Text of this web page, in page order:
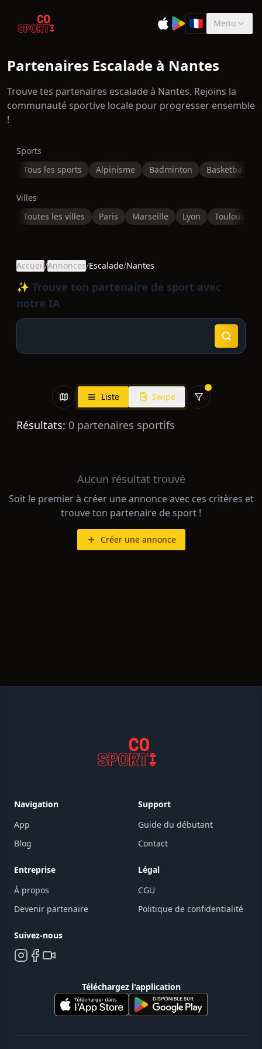
🇫🇷Sélectionner la
Menu
Partenaires Escalade à Nantes
Trouve tes partenaires escalade à Nantes. Rejoins la
communauté sportive locale pour progresser ensemble
!
Sports
Tous les sports
Alpinisme Badminton Basketball
Villes
Toutes les villes
Paris Marseille Lyon Toulouse
Accueil/Annonces/Escalade/Nantes
✨ Trouve ton partenaire de sport avec
notre IA
Liste Swipe
Résultats: 0 partenaires sportifs
Aucun résultat trouvé
Soit le premier à créer une annonce avec ces critères et
trouve ton partenaire de sport !
Créer une annonce
Navigation
App
Blog
Support
Guide du débutant
Contact
Entreprise
À propos
Devenir partenaire
Légal
CGU
Politique de confidentialité
Suivez-nous
Téléchargez l'application